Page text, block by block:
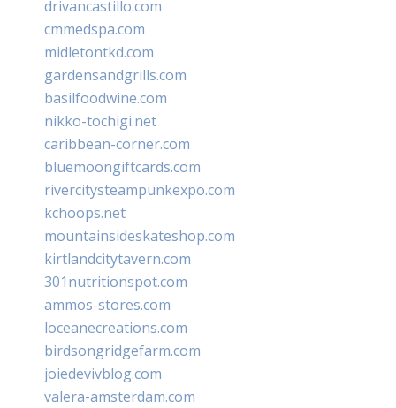
drivancastillo.com
cmmedspa.com
midletontkd.com
gardensandgrills.com
basilfoodwine.com
nikko-tochigi.net
caribbean-corner.com
bluemoongiftcards.com
rivercitysteampunkexpo.com
kchoops.net
mountainsideskateshop.com
kirtlandcitytavern.com
301nutritionspot.com
ammos-stores.com
loceanecreations.com
birdsongridgefarm.com
joiedevivblog.com
valera-amsterdam.com